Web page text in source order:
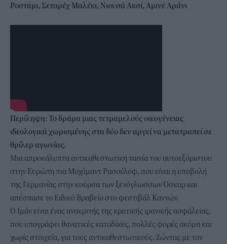
Ροστάμι, Σεταρέχ Μαλέκι, Νιουσά Ακσί, Αμινέ Αράνι
Περίληψη: Το δράμα μιας τετραμελούς οικογένειας
ιδεολογικά χωρισμένης στα δύο δεν αργεί να μετατραπεί σε
θρίλερ αγωνίας.
Μια απροκάλυπτα αντικαθεστωτική ταινία του αυτοεξόριστου
στην Ευρώπη πια Μοχάμαντ Ρασούλοφ, που είναι η υποβολή
της Γερμανίας στην κούρσα των ξενόγλωσσων Όσκαρ και
απέσπασε το Ειδικό Βραβείο στο φεστιβάλ Καννών.
Ο Ιμάν είναι ένας ανακριτής της κρατικής ιρανικής ασφάλειας,
που υπογράφει θανατικές καταδίκες, πολλές φορές ακόμα και
χωρίς στοιχεία, για τους αντικαθεστωτικούς. Ζώντας με τον